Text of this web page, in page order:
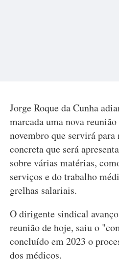
Jorge Roque da Cunha
marcada uma nova
novembro que servirá
concreta que será
sobre várias matérias,
serviços e do trabalho
grelhas salariais.
O dirigente sindical
reunião de hoje, saiu o
concluído em 2023 o
dos médicos.